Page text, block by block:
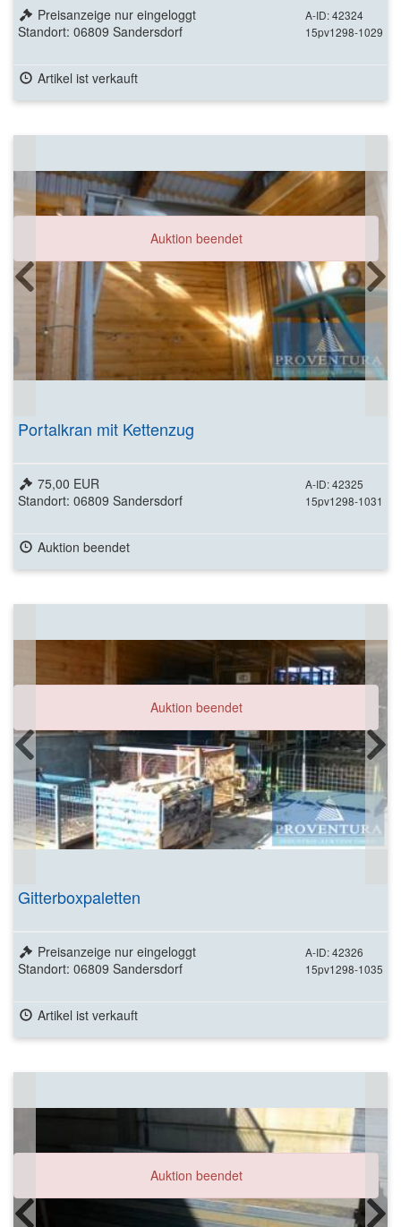
A-ID: 42324
15pv1298-1029
Preisanzeige nur eingeloggt
Standort: 06809 Sandersdorf
Artikel ist verkauft
Auktion beendet
Portalkran mit Kettenzug
A-ID: 42325
15pv1298-1031
75,00 EUR
Standort: 06809 Sandersdorf
Auktion beendet
Auktion beendet
Gitterboxpaletten
A-ID: 42326
15pv1298-1035
Preisanzeige nur eingeloggt
Standort: 06809 Sandersdorf
Artikel ist verkauft
Auktion beendet